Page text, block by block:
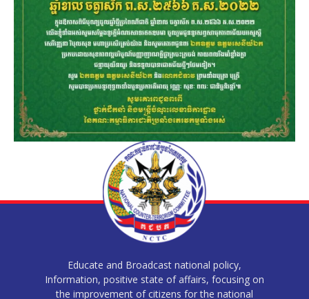
Educate and Broadcast national policy,
Information, positive state of affairs, focusing on
the improvement of citizens for the national